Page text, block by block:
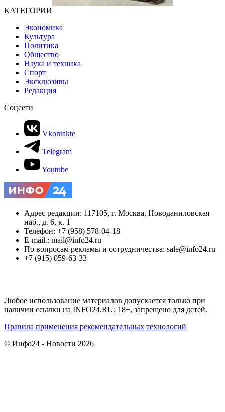
КАТЕГОРИИ
Экономика
Культура
Политика
Общество
Наука и техника
Спорт
Эксклюзивы
Редакция
Соцсети
Vkontakte
Telegram
Youtube
Адрес редакции: 117105, г. Москва, Новоданиловская
наб., д. 6, к. 1
Телефон: +7 (958) 578-04-18
E-mail.: mail@info24.ru
По вопросам рекламы и сотрудничества: sale@info24.ru
+7 (915) 059-63-33
Любое использование материалов допускается только при
наличии ссылки на INFO24.RU; 18+, запрещено для детей.
Правила применения рекомендательных технологий
© Инфо24 - Новости 2026